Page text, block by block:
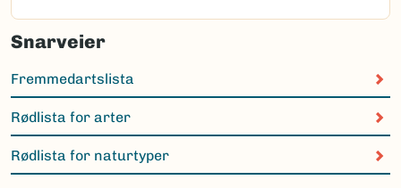
Snarveier
Fremmedartslista
Rødlista for arter
Rødlista for naturtyper